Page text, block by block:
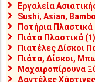
Εργαλεία
Sushi, Asian,
Ποτήρια Πλαστικά
Πιάτα Πλαστικά (1)
Πιατέλες Δίσκοι
Πιάτα, Δίσκοι,
Μαχαιροπίρουνα
Δαντέλες